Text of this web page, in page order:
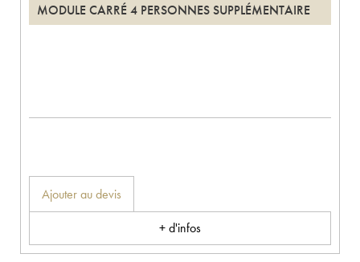
MODULE CARRÉ 4 PERSONNES SUPPLÉMENTAIRE
Ajouter au devis
+ d'infos